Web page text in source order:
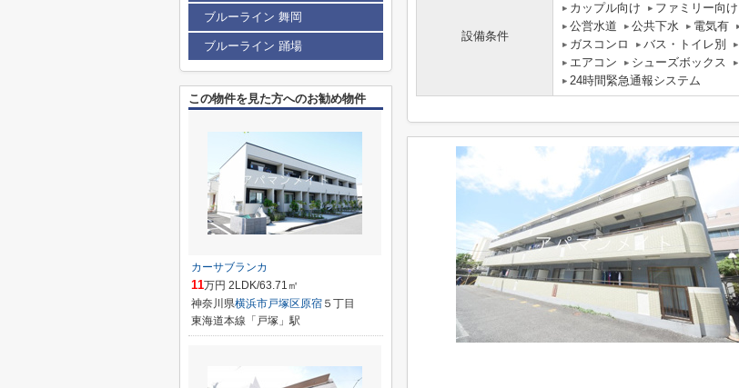
設備条件
カップル向け
ファミリー向け
公営水道
公共下水 電気有
ガスコンロ
バス・トイレ別
エアコン
シューズボックス
24時間緊急通報システム
ブルーライン 舞岡
ブルーライン 踊場
この物件を見た方へのお勧め物件
カーサブランカ
11万円 2LDK/63.71㎡
神奈川県横浜市戸塚区原宿 ５丁目
東海道本線「戸塚」駅